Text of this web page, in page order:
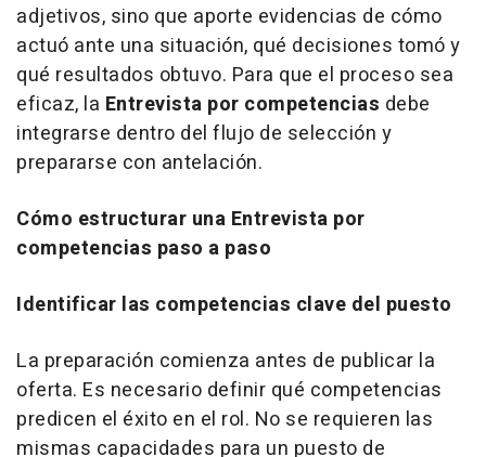
adjetivos, sino que aporte evidencias de cómo
actuó ante una situación, qué decisiones tomó y
qué resultados obtuvo. Para que el proceso sea
eficaz, la Entrevista por competencias debe
integrarse dentro del flujo de selección y
prepararse con antelación.
Cómo estructurar una Entrevista por
competencias paso a paso
Identificar las competencias clave del puesto
La preparación comienza antes de publicar la
oferta. Es necesario definir qué competencias
predicen el éxito en el rol. No se requieren las
mismas capacidades para un puesto de